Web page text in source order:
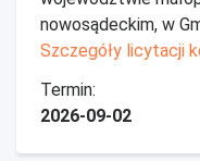
nowosądeckim, w
Szczegóły licytacji
Termin:
2026-09-02